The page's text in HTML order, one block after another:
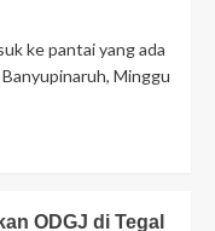
ke pantai yang ada
Minggu
ODGJ di Tegal